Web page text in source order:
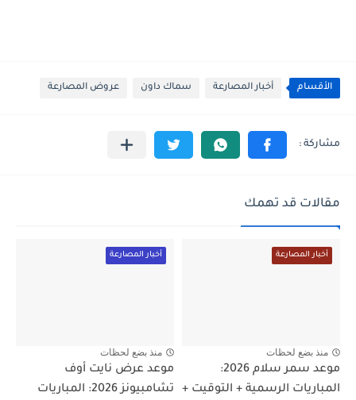
الأقسام أخبار المصارعة سماك داون عروض المصارعة
مقالات قد تهمك
أخبار المصارعة
منذ بضع لحظات
موعد سمر سلام 2026:
المباريات الرسمية + التوقيت +
أخبار المصارعة
منذ بضع لحظات
موعد عرض نايت أوف
تشامبيونز 2026: المباريات